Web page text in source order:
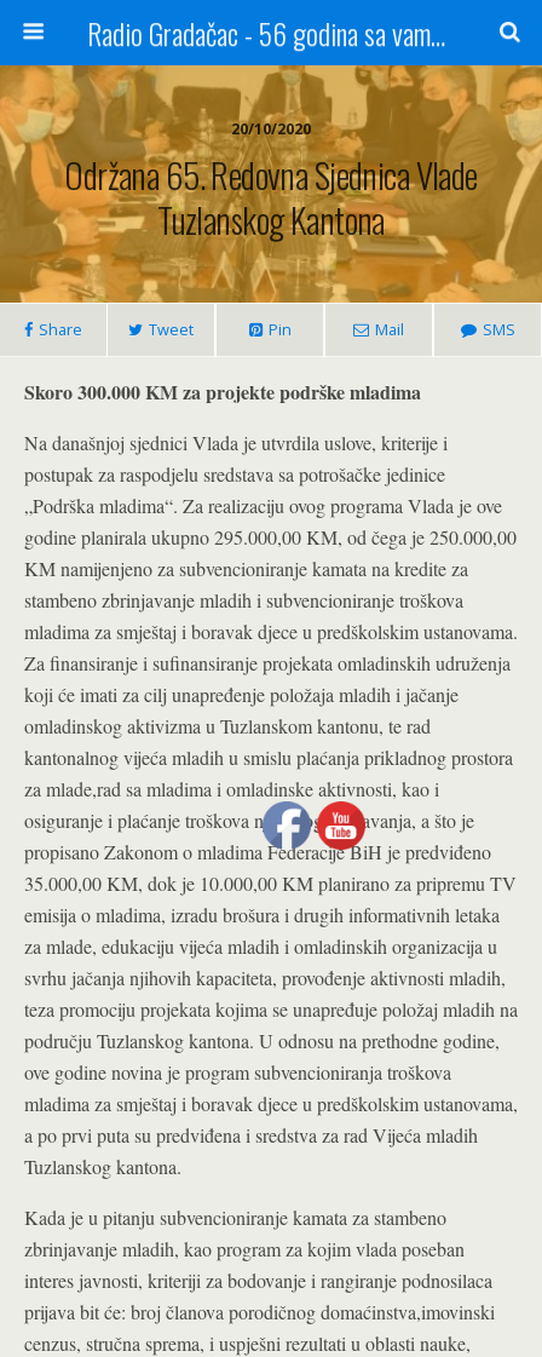
Radio Gradačac - 56 godina sa vama...
20/10/2020
Održana 65. Redovna Sjednica Vlade
Tuzlanskog Kantona
Share Tweet Pin Mail SMS
Skoro 300.000 KM za projekte podrške mladima
Na današnjoj sjednici Vlada je utvrdila uslove, kriterije i
postupak za raspodjelu sredstava sa potrošačke jedinice
„Podrška mladima“. Za realizaciju ovog programa Vlada je ove
godine planirala ukupno 295.000,00 KM, od čega je 250.000,00
KM namijenjeno za subvencioniranje kamata na kredite za
stambeno zbrinjavanje mladih i subvencioniranje troškova
mladima za smještaj i boravak djece u predškolskim ustanovama.
Za finansiranje i sufinansiranje projekata omladinskih udruženja
koji će imati za cilj unapređenje položaja mladih i jačanje
omladinskog aktivizma u Tuzlanskom kantonu, te rad
kantonalnog vijeća mladih u smislu plaćanja prikladnog prostora
za mlade,rad sa mladima i omladinske aktivnosti, kao i
osiguranje i plaćanje troškova njegovog održavanja, a što je
propisano Zakonom o mladima Federacije BiH je predviđeno
35.000,00 KM, dok je 10.000,00 KM planirano za pripremu TV
emisija o mladima, izradu brošura i drugih informativnih letaka
za mlade, edukaciju vijeća mladih i omladinskih organizacija u
svrhu jačanja njihovih kapaciteta, provođenje aktivnosti mladih,
teza promociju projekata kojima se unapređuje položaj mladih na
području Tuzlanskog kantona. U odnosu na prethodne godine,
ove godine novina je program subvencioniranja troškova
mladima za smještaj i boravak djece u predškolskim ustanovama,
a po prvi puta su predviđena i sredstva za rad Vijeća mladih
Tuzlanskog kantona.
Kada je u pitanju subvencioniranje kamata za stambeno
zbrinjavanje mladih, kao program za kojim vlada poseban
interes javnosti, kriteriji za bodovanje i rangiranje podnosilaca
prijava bit će: broj članova porodičnog domaćinstva,imovinski
cenzus, stručna sprema, i uspješni rezultati u oblasti nauke,